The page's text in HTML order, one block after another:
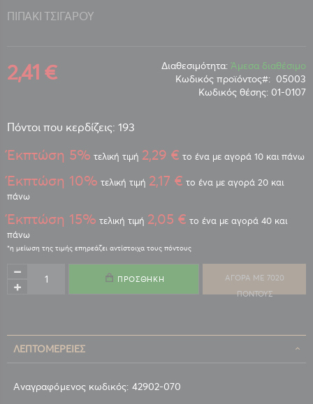
ΠΙΠΑΚΙ ΤΣΙΓΑΡΟΥ
2,41 € Διαθεσιμότητα: Άμεσα διαθέσιμο
Κωδικός προϊόντος
05003
Κωδικός θέσης: 01-0107
Πόντοι που κερδίζεις: 193
Έκπτώση 5% τελική τιμή 2,29 € το ένα με αγορά 10 και πάνω
Έκπτώση 10% τελική τιμή 2,17 € το ένα με αγορά 20 και
πάνω
Έκπτώση 15% τελική τιμή 2,05 € το ένα με αγορά 40 και
πάνω
ΠΡΟΣΘΉΚΗ
ΑΓΟΡΑ ΜΕ 7020
ΠΟΝΤΟΥΣ
ΛΕΠΤΟΜΈΡΕΙΕΣ
Αναγραφόμενος κωδικός: 42902-070